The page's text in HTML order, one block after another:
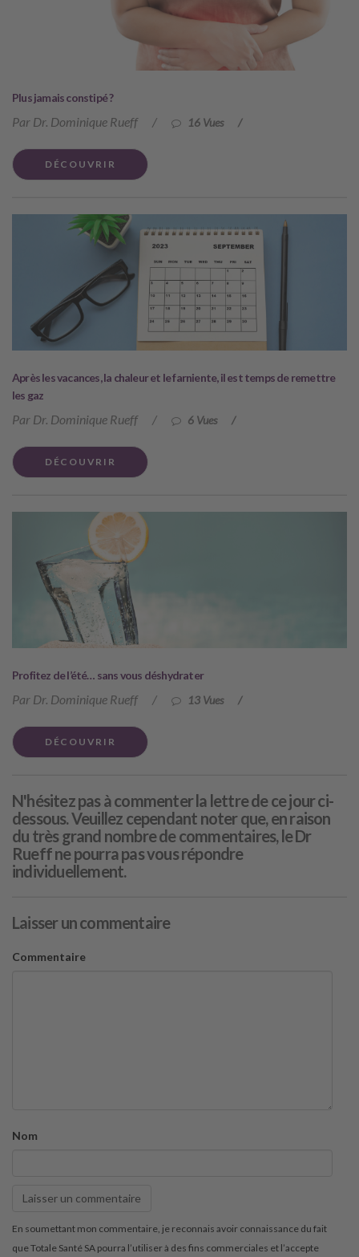
Plus jamais constipé ?
Par Dr. Dominique Rueff / 16 Vues /
DÉCOUVRIR
Après les vacances, la chaleur et le farniente, il est temps de remettre
les gaz
Par Dr. Dominique Rueff / 6 Vues /
DÉCOUVRIR
Profitez de l’été… sans vous déshydrater
Par Dr. Dominique Rueff / 13 Vues /
DÉCOUVRIR
N'hésitez pas à commenter la lettre de ce jour ci-
dessous. Veuillez cependant noter que, en raison
du très grand nombre de commentaires, le Dr
Rueff ne pourra pas vous répondre
individuellement.
Laisser un commentaire
Commentaire
Nom